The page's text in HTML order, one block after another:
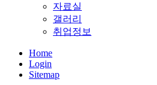
자료실
갤러리
취업정보
Home
Login
Sitemap